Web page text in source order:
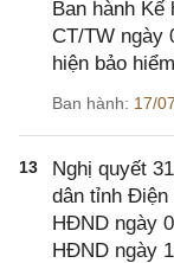
Ban hành Kế
CT/TW ngày
hiện bảo
Ban hành: 17/
13
Nghị quyết
dân tỉnh Điện
HĐND ngày
HĐND ngày